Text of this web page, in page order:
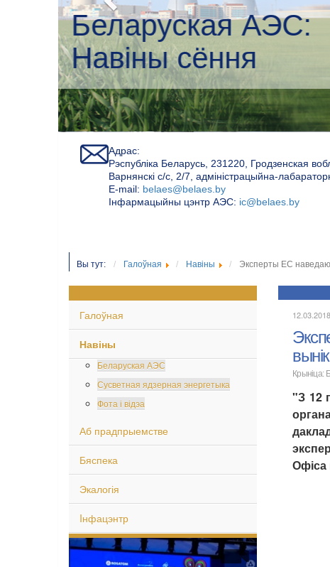
Экалагічны
Адрас:
Рэспубліка Беларусь, 231220, Гродзенская
Варнянскі с/с, 2/7, адміністрацыйна-
Е-mail: belaes@belaes.by
Інфармацыйны цэнтр АЭС: ic@belaes.by
Вы тут: Галоўная Навіны Эксперты ЕС
Галоўная
Навіны
Беларуская АЭС
Сусветная ядзерная энергетыка
Фота і відэа
Аб прадпрыемстве
Бяспека
Экалогія
Iнфацэнтр
12.03.2018
Крыніца:
"З 12
Офіса